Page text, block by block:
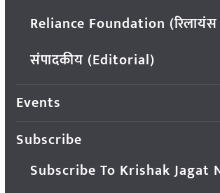
Reliance Foundation
संपादकीय (Editorial)
Events
Subscribe
Subscribe To Krishak Jagat